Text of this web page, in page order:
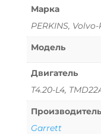
Марка
PERKINS,
Модель
Двигатель
T4.20-L4,
Производитель
Garrett